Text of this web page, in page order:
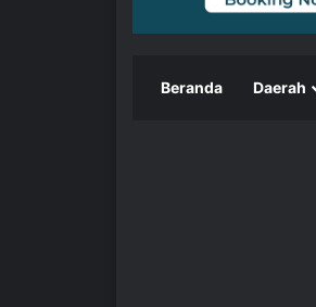
Beranda Daerah